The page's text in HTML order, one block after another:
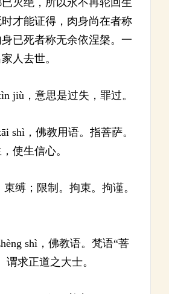
灭绝，所以永不再轮回生
才能证得，肉身尚在者称
已死者称无余依涅槃。一
人去世。
jiù，意思是过失，罪过。
shì，佛教用语。指菩萨。
使生信心。
缚；限制。拘束。拘谨。
shì，佛教语。梵语“菩
谓求正道之大士。